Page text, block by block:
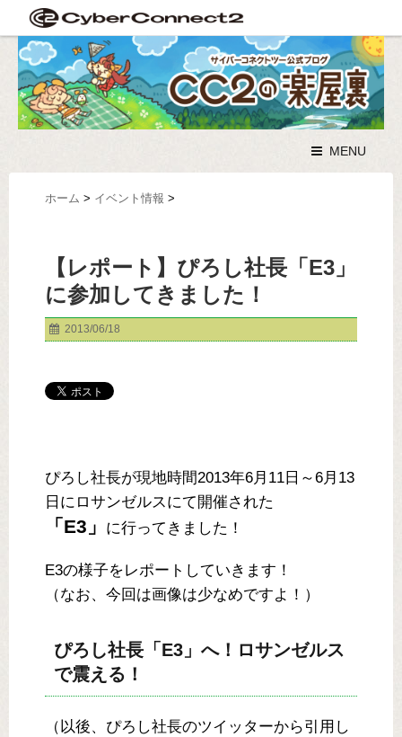
MENU
ホーム > イベント情報 >
【レポート】ぴろし社長「E3」
に参加してきました！
2013/06/18
ぴろし社長が現地時間2013年6月11日～6月13
日にロサンゼルスにて開催された
「E3」 に行ってきました！
E3の様子をレポートしていきます！
（なお、今回は画像は少なめですよ！）
ぴろし社長「E3」へ！ロサンゼルス
で震える！
（以後、ぴろし社長のツイッターから引用し